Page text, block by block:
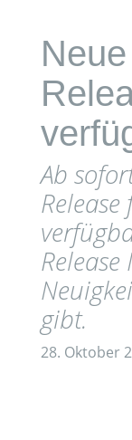
Ab
Release
gibt.
28. Oktober